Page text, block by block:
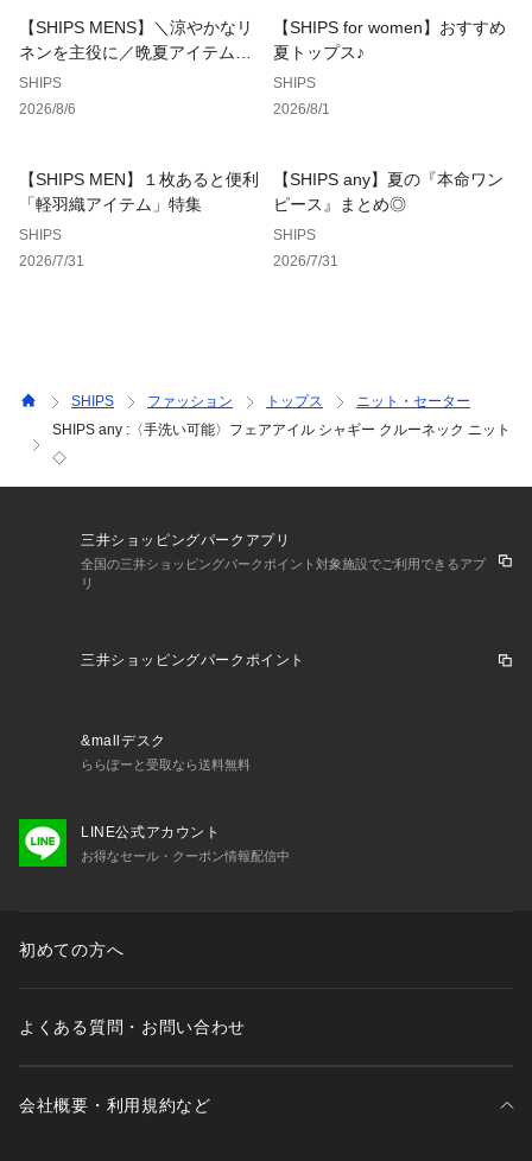
【注意事項】
※末永く愛用頂く為に、アテンションタグ・洗濯ネームを必ず
ご確認の上、着用又はお取り扱いください。
※連続着用は避け、着用後はブラッシング等で毛並みを整え、
毛玉ははさみで除去してください。
※毛抜けが生じた際は、エチケットブラシ等で取り除いてくだ
さい。
商品の色味は商品単体で撮影した画像をご参照ください。
※画像の商品はサンプルです。
実際の商品と仕様、加工、サイズが若干異なる場合がござい
ます。
【SHIPS MENS】＼涼やかなリ
ネンを主役に／晩夏アイテム特
集
SHIPS
2026/8/6
【SHIPS for women】おすすめ
夏トップス♪
SHIPS
2026/8/1
【SHIPS MEN】１枚あると便利
「軽羽織アイテム」特集
SHIPS
2026/7/31
【SHIPS any】夏の『本命ワン
ピース』まとめ◎
SHIPS
2026/7/31
SHIPS ファッション トップス
ニット・セーター
SHIPS any :〈手洗い可能〉フェアアイル シャギー クルーネック ニット
◇
三井ショッピングパークアプリ
全国の三井ショッピングパークポイント対象施設でご利用できるアプ
リ
三井ショッピングパークポイント
&mallデスク
ららぽーと受取なら送料無料
LINE公式アカウント
お得なセール・クーポン情報配信中
初めての方へ
よくある質問・お問い合わせ
会社概要・利用規約など